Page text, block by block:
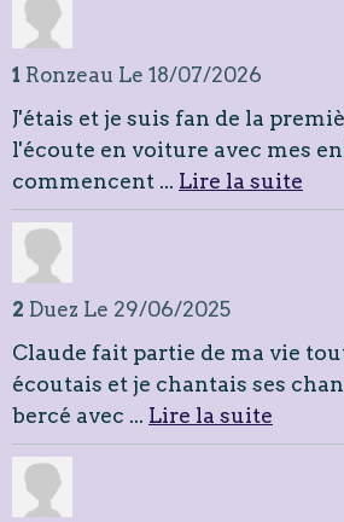
1 Ronzeau Le 18/07/2026
J'étais et je suis fan de la
l'écoute en voiture avec mes
commencent ... Lire la suite
2 Duez Le 29/06/2025
Claude fait partie de ma vie
écoutais et je chantais ses
bercé avec ... Lire la suite